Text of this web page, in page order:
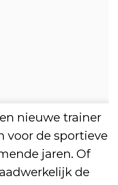
nieuwe trainer
voor de sportieve
jaren. Of
de